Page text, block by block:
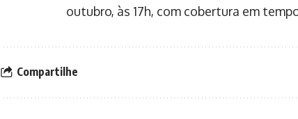
outubro, às 17h, com cobertura em
Compartilhe